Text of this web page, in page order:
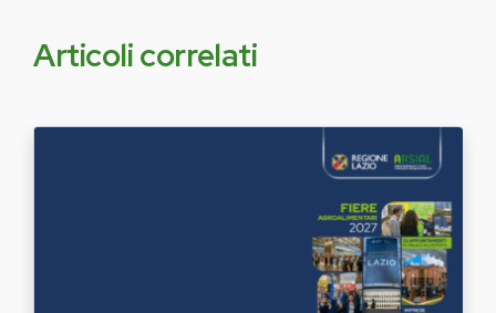
Articoli correlati